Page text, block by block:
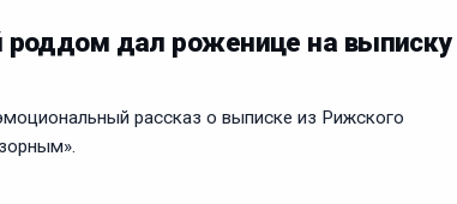
дал роженице на выписку
рассказ о выписке из Рижского